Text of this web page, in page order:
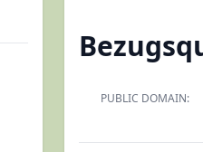
PUBLIC DOMAIN: